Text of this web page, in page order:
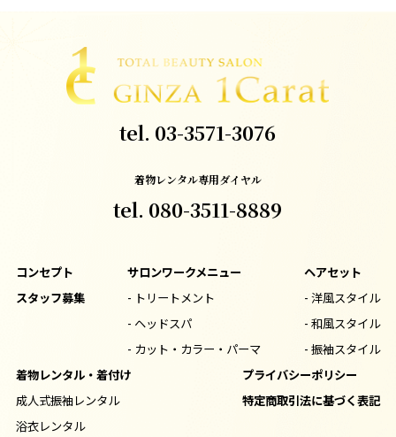
tel. 03-3571-3076
着物レンタル専用ダイヤル
tel. 080-3511-8889
コンセプト
スタッフ募集
サロンワークメニュー
- トリートメント
- ヘッドスパ
- カット・カラー・パーマ
ヘアセット
- 洋風スタイル
- 和風スタイル
- 振袖スタイル
着物レンタル・着付け
成人式振袖レンタル
浴衣レンタル
プライバシーポリシー
特定商取引法に基づく表記